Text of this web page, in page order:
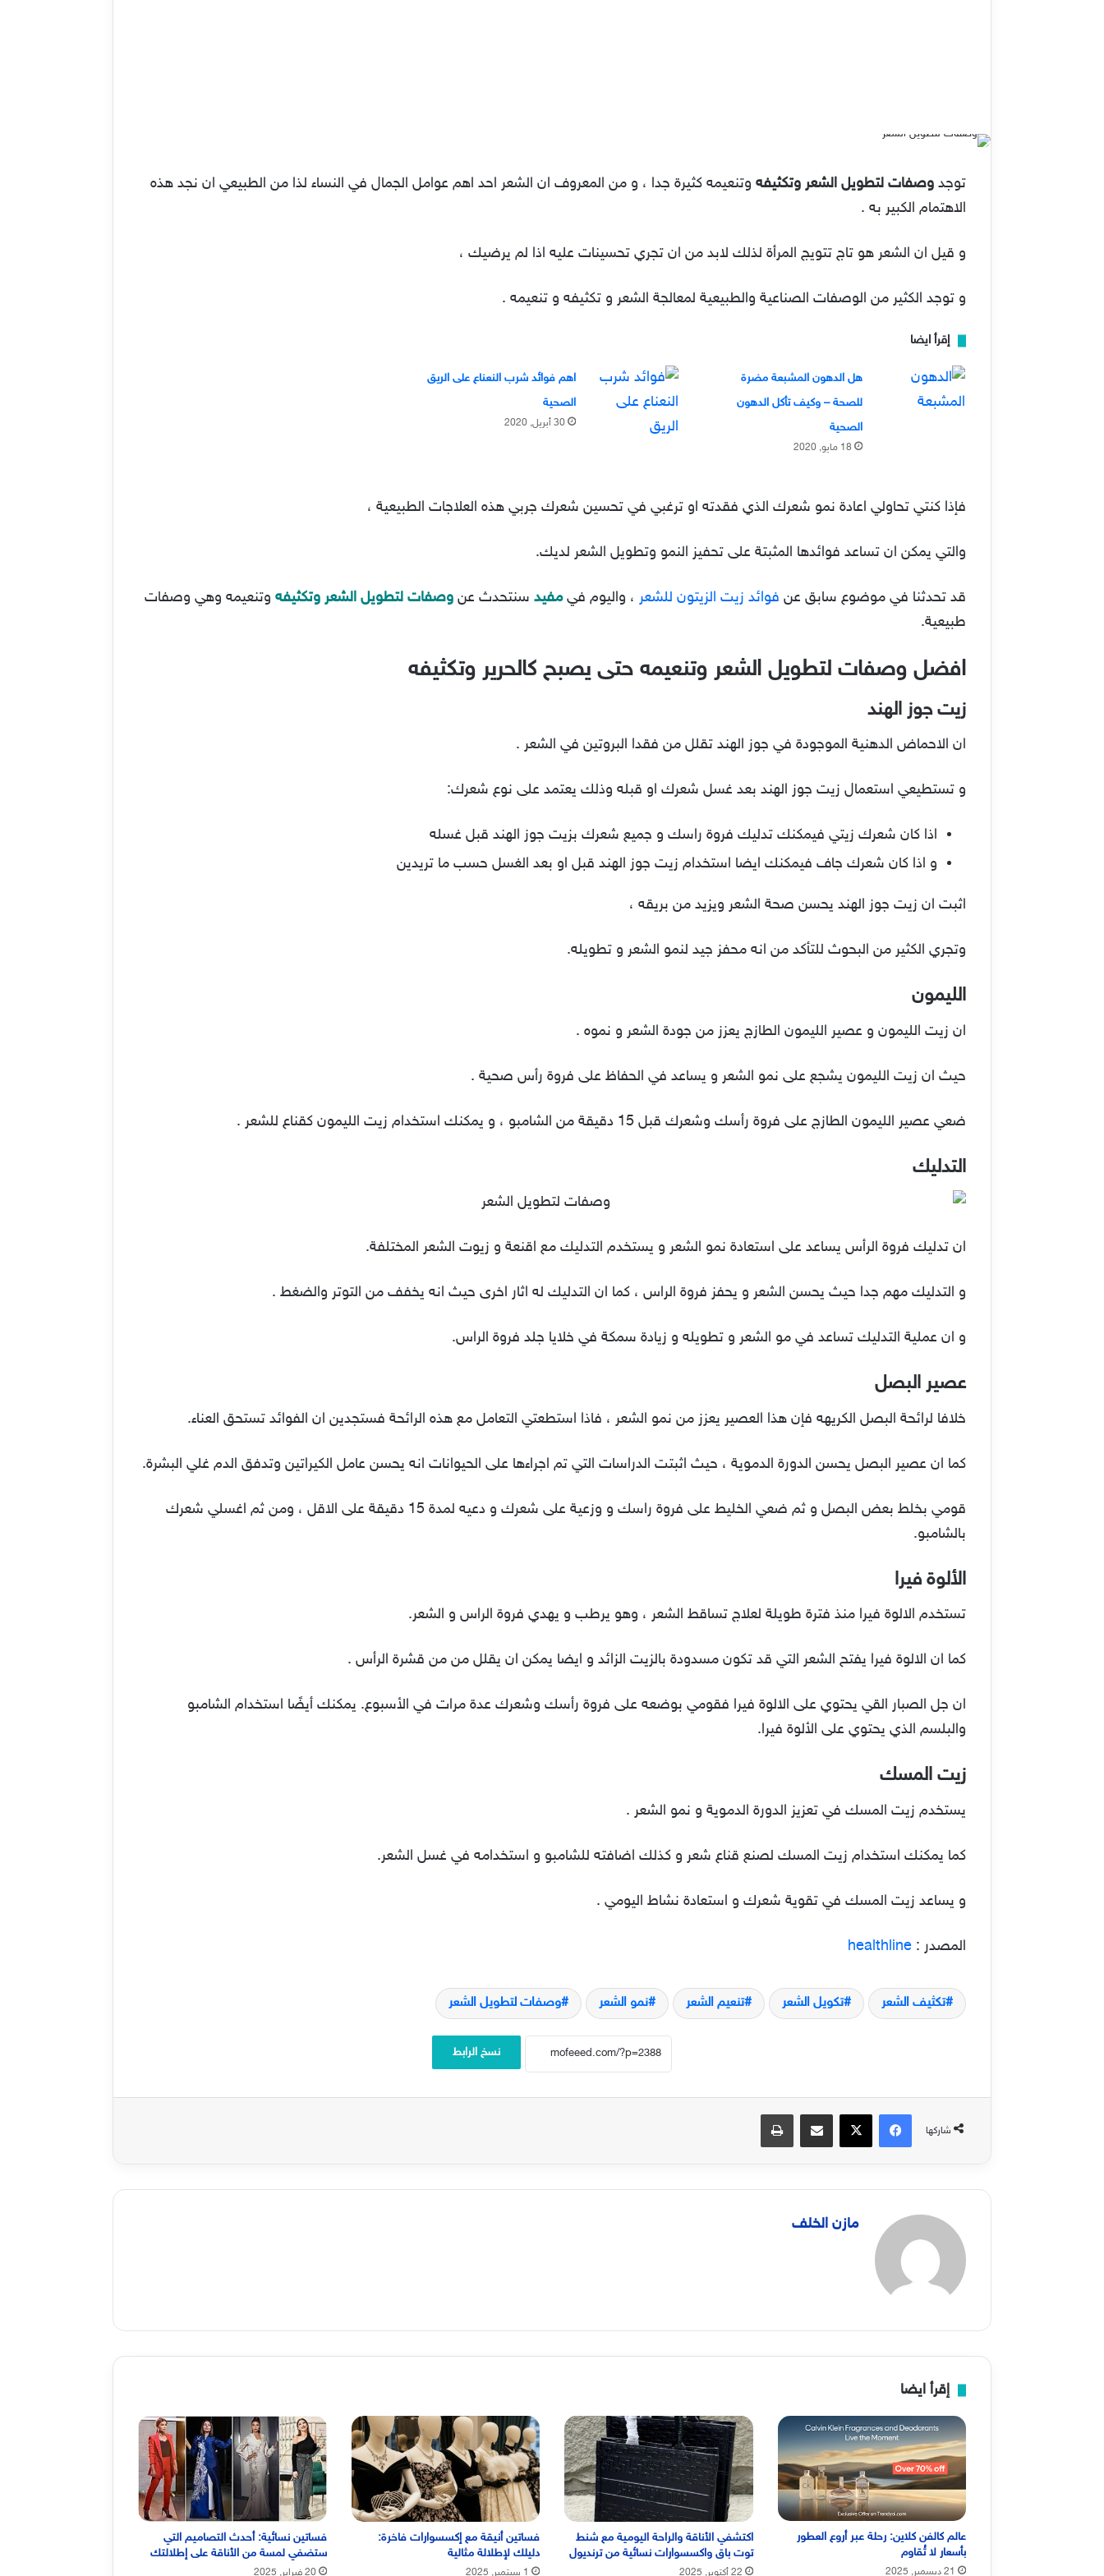
توجد وصفات لتطويل الشعر وتكثيفه وتنعيمه كثيرة جدا ، و من المعروف ان الشعر احد اهم عوامل الجمال في النساء لذا من الطبيعي ان نجد هذه
الاهتمام الكبير به .
و قيل ان الشعر هو تاج تتويج المرأة لذلك لابد من ان تجري تحسينات عليه اذا لم يرضيك ،
و توجد الكثير من الوصفات الصناعية والطبيعية لمعالجة الشعر و تكثيفه و تنعيمه .
إقرأ ايضا
هل الدهون المشبعة مضرة
للصحة – وكيف تأكل الدهون
الصحية
18 مايو, 2020
اهم فوائد شرب النعناع على الريق
الصحية
30 أبريل, 2020
فإذا كنتي تحاولي اعادة نمو شعرك الذي فقدته او ترغبي في تحسين شعرك جربي هذه العلاجات الطبيعية ،
والتي يمكن ان تساعد فوائدها المثبتة على تحفيز النمو وتطويل الشعر لديك.
قد تحدثنا في موضوع سابق عن فوائد زيت الزيتون للشعر ، واليوم فيمفيد سنتحدث عن وصفات لتطويل الشعر وتكثيفه وتنعيمه وهي وصفات
طبيعية.
افضل وصفات لتطويل الشعر وتنعيمه حتى يصبح كالحرير وتكثيفه
زيت جوز الهند
ان الاحماض الدهنية الموجودة في جوز الهند تقلل من فقدا البروتين في الشعر .
و تستطيعي استعمال زيت جوز الهند بعد غسل شعرك او قبله وذلك يعتمد على نوع شعرك:
اذا كان شعرك زيتي فيمكنك تدليك فروة راسك و جميع شعرك بزيت جوز الهند قبل غسله
و اذا كان شعرك جاف فيمكنك ايضا استخدام زيت جوز الهند قبل او بعد الغسل حسب ما تريدين
اثبت ان زيت جوز الهند يحسن صحة الشعر ويزيد من بريقه ،
وتجري الكثير من البحوث للتأكد من انه محفز جيد لنمو الشعر و تطويله.
الليمون
ان زيت الليمون و عصير الليمون الطازج يعزز من جودة الشعر و نموه .
حيث ان زيت الليمون يشجع على نمو الشعر و يساعد في الحفاظ على فروة رأس صحية .
ضعي عصير الليمون الطازج على فروة رأسك وشعرك قبل 15 دقيقة من الشامبو ، و يمكنك استخدام زيت الليمون كقناع للشعر .
التدليك
ان تدليك فروة الرأس يساعد على استعادة نمو الشعر و يستخدم التدليك مع اقنعة و زيوت الشعر المختلفة.
و التدليك مهم جدا حيث يحسن الشعر و يحفز فروة الراس ، كما ان التدليك له اثار اخرى حيث انه يخفف من التوتر والضغط .
و ان عملية التدليك تساعد في مو الشعر و تطويله و زيادة سمكة في خلايا جلد فروة الراس.
عصير البصل
خلافا لرائحة البصل الكريهه فإن هذا العصير يعزز من نمو الشعر ، فاذا استطعتي التعامل مع هذه الرائحة فستجدين ان الفوائد تستحق العناء.
كما ان عصير البصل يحسن الدورة الدموية ، حيث اثبتت الدراسات التي تم اجراءها على الحيوانات انه يحسن عامل الكيراتين وتدفق الدم غلي البشرة.
قومي بخلط بعض البصل و ثم ضعي الخليط على فروة راسك و وزعية على شعرك و دعيه لمدة 15 دقيقة على الاقل ، ومن ثم اغسلي شعرك
بالشامبو.
الألوة فيرا
تستخدم الالوة فيرا منذ فترة طويلة لعلاج تساقط الشعر ، وهو يرطب و يهدي فروة الراس و الشعر.
كما ان الالوة فيرا يفتح الشعر التي قد تكون مسدودة بالزيت الزائد و ايضا يمكن ان يقلل من من قشرة الرأس .
ان جل الصبار القي يحتوي على الالوة فيرا فقومي بوضعه على فروة رأسك وشعرك عدة مرات في الأسبوع. يمكنك أيضًا استخدام الشامبو
والبلسم الذي يحتوي على الألوة فيرا.
زيت المسك
يستخدم زيت المسك في تعزيز الدورة الدموية و نمو الشعر .
كما يمكنك استخدام زيت المسك لصنع قناع شعر و كذلك اضافته للشامبو و استخدامه في غسل الشعر.
و يساعد زيت المسك في تقوية شعرك و استعادة نشاط اليومي .
المصدر : healthline
تكثيف الشعر تكويل الشعر تنعيم الشعر نمو الشعر وصفات لتطويل الشعر
نسخ الرابط
شاركها
فيسبوك‫X مشاركة عبر البريد طباعة
مازن الخلف
إقرأ ايضا
عالم كالفن كلاين: رحلة عبر أروع العطور
بأسعار لا تُقاوم
21 ديسمبر, 2025
اكتشفي الأناقة والراحة اليومية مع شنط
توت باق واكسسوارات نسائية من ترنديول
22 أكتوبر, 2025
فساتين أنيقة مع إكسسوارات فاخرة:
دليلك لإطلالة مثالية
1 سبتمبر, 2025
فساتين نسائية: أحدث التصاميم التي
ستضفي لمسة من الأناقة على إطلالتك
20 فبراير, 2025